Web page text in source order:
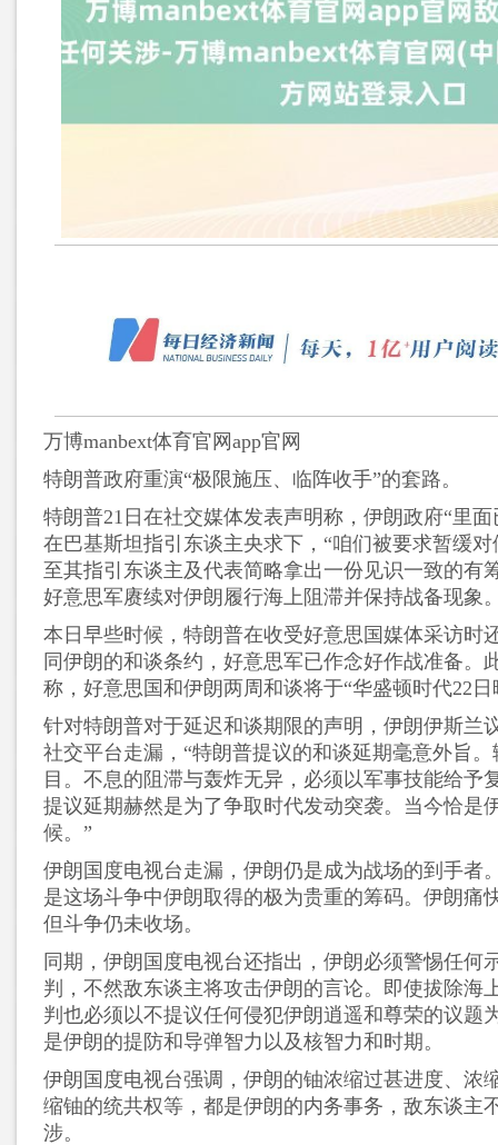
万博manbext体育官网app官网
特朗普政府重演“极限施压、临阵收手”的套路。
特朗普21日在社交媒体发表声明称，伊朗政府“里
在巴基斯坦指引东谈主央求下，“咱们被要求暂缓
至其指引东谈主及代表简略拿出一份见识一致的有
好意思军赓续对伊朗履行海上阻滞并保持战备现象
本日早些时候，特朗普在收受好意思国媒体采访时
同伊朗的和谈条约，好意思军已作念好作战准备。
称，好意思国和伊朗两周和谈将于“华盛顿时代22日
针对特朗普对于延迟和谈期限的声明，伊朗伊斯兰
社交平台走漏，“特朗普提议的和谈延期毫意外旨
目。不息的阻滞与轰炸无异，必须以军事技能给予
提议延期赫然是为了争取时代发动突袭。当今恰是
候。”
伊朗国度电视台走漏，伊朗仍是成为战场的到手者
是这场斗争中伊朗取得的极为贵重的筹码。伊朗痛
但斗争仍未收场。
同期，伊朗国度电视台还指出，伊朗必须警惕任何
判，不然敌东谈主将攻击伊朗的言论。即使拔除海
判也必须以不提议任何侵犯伊朗逍遥和尊荣的议题
是伊朗的提防和导弹智力以及核智力和时期。
伊朗国度电视台强调，伊朗的铀浓缩过甚进度、浓
缩铀的统共权等，都是伊朗的内务事务，敌东谈主
涉。